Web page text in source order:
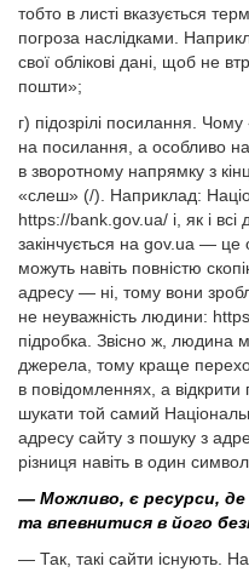
тобто в листі вказується
погроза наслідками.
свої облікові дані, щоб не
пошти»;
г) підозрілі посилання.
на посилання, а особливо
в зворотному напрямку з
«слеш» (/). Наприклад:
https://bank.gov.ua/ і, як і всі
закінчується на gov.ua —
можуть навіть повністю
адресу — ні, тому вони
не неуважність людини:
підробка. Звісно ж, людина
джерела, тому краще
в повідомленнях, а
шукати той самий
адресу сайту з пошуку з
різниця навіть в один
— Можливо, є ресурси, де
та впевнитися в його
— Так, такі сайти існують.